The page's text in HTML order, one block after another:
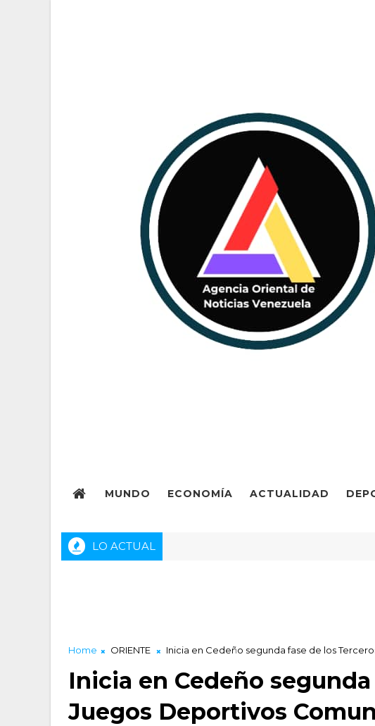
MUNDO ECONOMÍA ACTUALIDAD
LO ACTUAL
Home ORIENTE Inicia en Cedeño segunda fase de los
Inicia en Cedeño
Juegos Deportivos